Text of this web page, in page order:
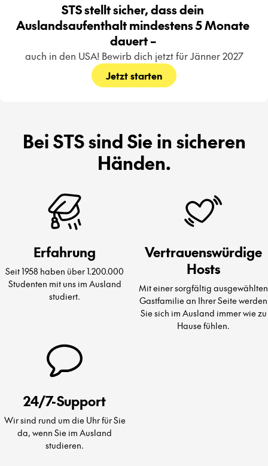
STS stellt sicher, dass dein
Auslandsaufenthalt mindestens 5 Monate
dauert –
auch in den USA! Bewirb dich jetzt für Jänner 2027
Jetzt starten
Bei STS sind Sie in sicheren
Händen.
Erfahrung
Seit 1958 haben über 1.200.000
Studenten mit uns im Ausland
studiert.
Vertrauenswürdige
Hosts
Mit einer sorgfältig ausgewählten
Gastfamilie an Ihrer Seite werden
Sie sich im Ausland immer wie zu
Hause fühlen.
24/7-Support
Wir sind rund um die Uhr für Sie
da, wenn Sie im Ausland
studieren.